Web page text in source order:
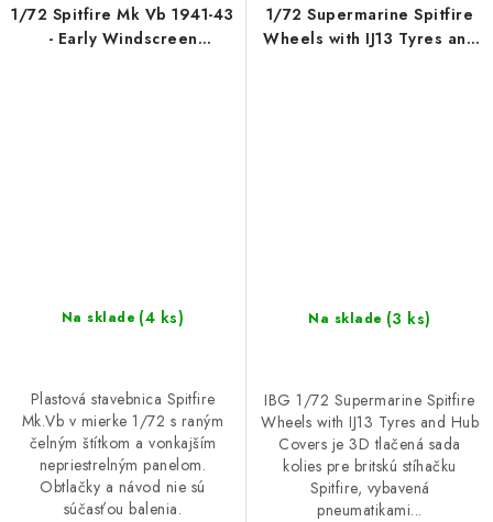
1/72 Spitfire Mk Vb 1941-43
- Early Windscreen
Na sklade (4 ks)
Plastová stavebnica Spitfire
Mk.Vb v mierke 1/72 s raným
čelným štítkom a vonkajším
nepriestrelným panelom.
Obtlačky a návod nie sú
súčasťou balenia.
1/72 Supermarine Spitfire
Wheels with IJ13 Tyres and
Na sklade (3 ks)
IBG 1/72 Supermarine Spitfire
Wheels with IJ13 Tyres and Hub
Covers je 3D tlačená sada
kolies pre britskú stíhačku
Spitfire, vybavená
pneumatikami...